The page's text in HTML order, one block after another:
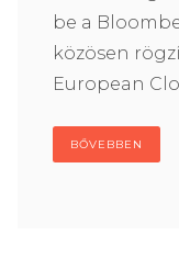
be a
közösen
European
BŐVEBBEN